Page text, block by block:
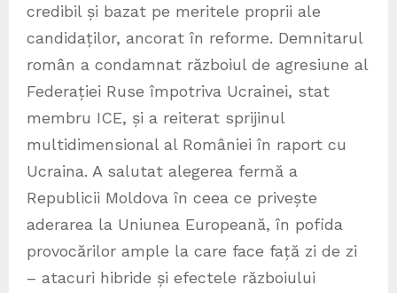
credibil și bazat pe meritele proprii ale
candidaților, ancorat în reforme. Demnitarul
român a condamnat războiul de agresiune al
Federației Ruse împotriva Ucrainei, stat
membru ICE, și a reiterat sprijinul
multidimensional al României în raport cu
Ucraina. A salutat alegerea fermă a
Republicii Moldova în ceea ce privește
aderarea la Uniunea Europeană, în pofida
provocărilor ample la care face față zi de zi
– atacuri hibride și efectele războiului